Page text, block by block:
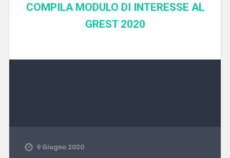
COMPILA MODULO DI INTERESSE AL
GREST 2020
9 Giugno 2020